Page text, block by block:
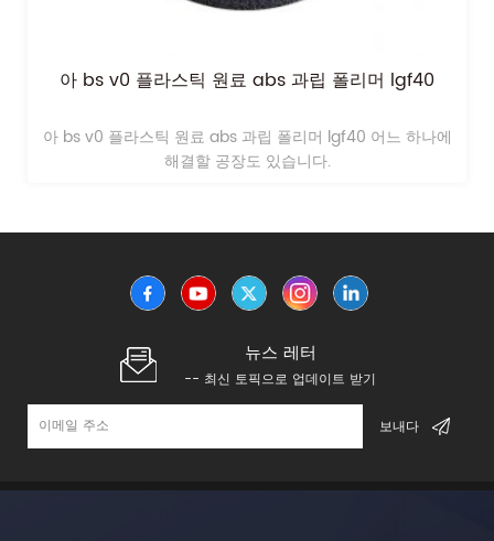
아 bs v0 플라스틱 원료 abs 과립 폴리머 lgf40
아 bs v0 플라스틱 원료 abs 과립 폴리머 lgf40 어느 하나에
해결할 공장도 있습니다.
뉴스 레터
-- 최신 토픽으로 업데이트 받기